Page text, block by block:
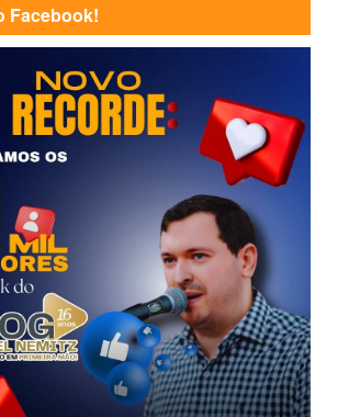
Facebook!